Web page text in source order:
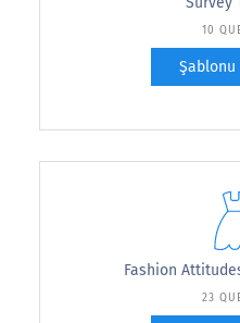
10
Şablonu
Fashion
23